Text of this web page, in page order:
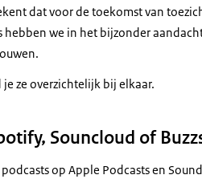
dat voor de toekomst van
hebben we in het bijzonder
ze overzichtelijk bij elkaar.
Souncloud of
op Apple Podcasts en